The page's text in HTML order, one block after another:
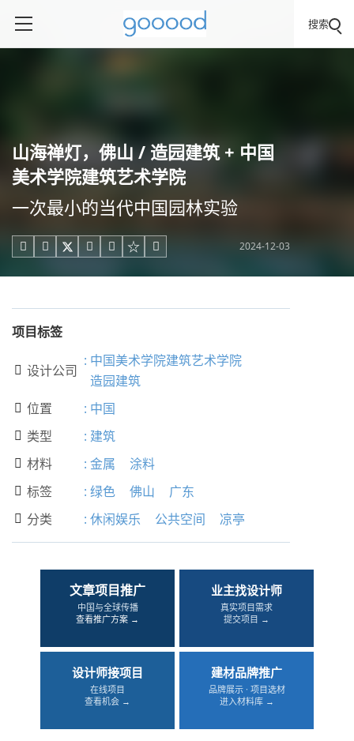
搜索
山海禅灯，佛山 / 造园建筑 + 中国
美术学院建筑艺术学院
一次最小的当代中国园林实验
     2024-12-03
项目标签
 设计公司
: 中国美术学院建筑艺术学院
造园建筑
 位置 : 中国
 类型 : 建筑
 材料 : 金属 涂料
 标签 : 绿色 佛山 广东
 分类 : 休闲娱乐 公共空间 凉亭
文章项目推广
中国与全球传播
查看推广方案 →
业主找设计师
真实项目需求
提交项目 →
设计师接项目
在线项目
查看机会 →
建材品牌推广
品牌展示 · 项目选材
进入材料库 →